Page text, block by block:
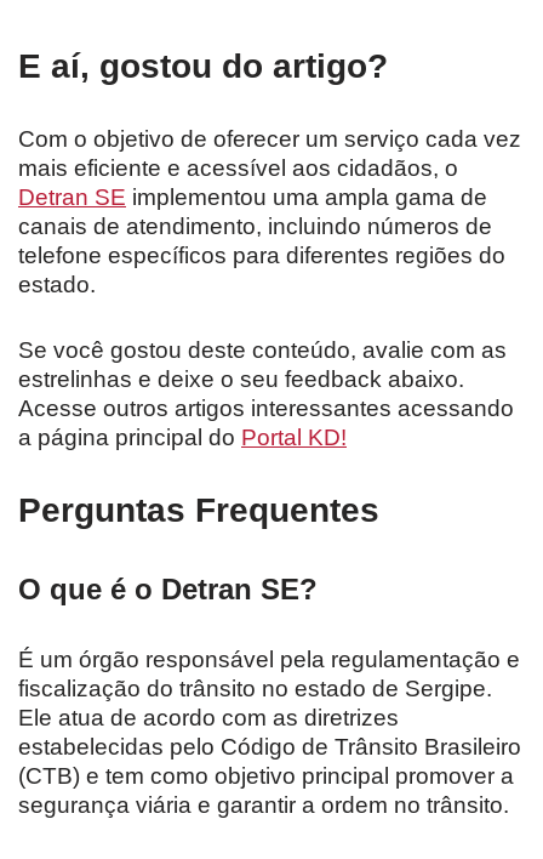
E aí, gostou do artigo?
Com o objetivo de oferecer um serviço cada vez
mais eficiente e acessível aos cidadãos, o
Detran SE implementou uma ampla gama de
canais de atendimento, incluindo números de
telefone específicos para diferentes regiões do
estado.
Se você gostou deste conteúdo, avalie com as
estrelinhas e deixe o seu feedback abaixo.
Acesse outros artigos interessantes acessando
a página principal do Portal KD!
Perguntas Frequentes
O que é o Detran SE?
É um órgão responsável pela regulamentação e
fiscalização do trânsito no estado de Sergipe.
Ele atua de acordo com as diretrizes
estabelecidas pelo Código de Trânsito Brasileiro
(CTB) e tem como objetivo principal promover a
segurança viária e garantir a ordem no trânsito.